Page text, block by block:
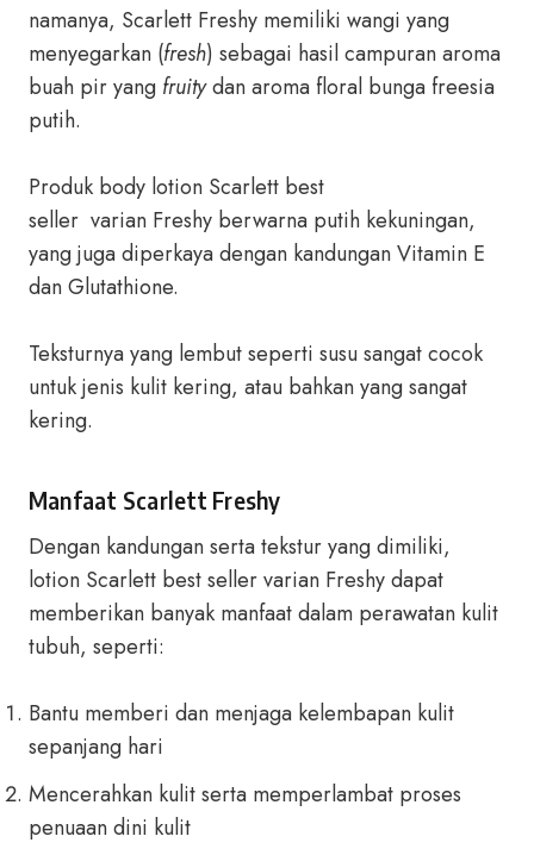
namanya, Scarlett Freshy memiliki wangi yang
menyegarkan (fresh) sebagai hasil campuran aroma
buah pir yang fruitydan aroma floral bunga freesia
putih.
Produk body lotion Scarlett best
seller varian Freshy berwarna putih kekuningan,
yang juga diperkaya dengan kandungan Vitamin E
dan Glutathione.
Teksturnya yang lembut seperti susu sangat cocok
untuk jenis kulit kering, atau bahkan yang sangat
kering.
Manfaat Scarlett Freshy
Dengan kandungan serta tekstur yang dimiliki,
lotion Scarlett best seller varian Freshy dapat
memberikan banyak manfaat dalam perawatan kulit
tubuh, seperti:
Bantu memberi dan menjaga kelembapan kulit
sepanjang hari
Mencerahkan kulit serta memperlambat proses
penuaan dini kulit